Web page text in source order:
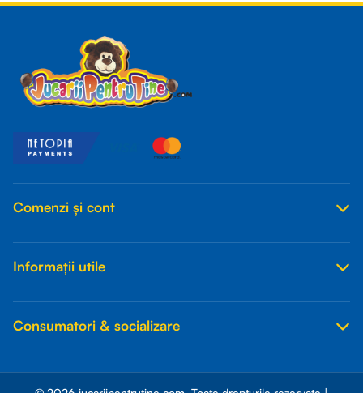
Comenzi și cont
Informații utile
Consumatori & socializare